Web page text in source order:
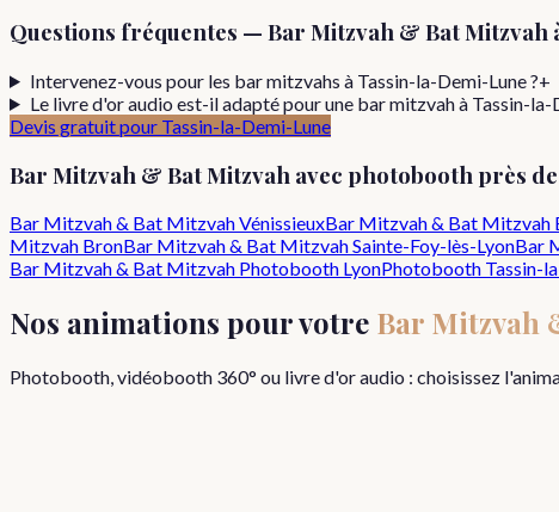
Questions fréquentes — Bar Mitzvah & Bat Mitzvah
Intervenez-vous pour les bar mitzvahs à Tassin-la-Demi-Lune ?+
Le livre d'or audio est-il adapté pour une bar mitzvah à Tassin-la-
Devis gratuit pour Tassin-la-Demi-Lune
Bar Mitzvah & Bat Mitzvah avec photobooth près de
Bar Mitzvah & Bat MitzvahVénissieuxBar Mitzvah & Bat Mitzvah
Mitzvah BronBar Mitzvah & Bat MitzvahSainte-Foy-lès-LyonBar
Bar Mitzvah & Bat Mitzvah Photobooth LyonPhotobooth Tassin-
Nos animations pour votre Bar Mitzvah
Photobooth, vidéobooth 360° ou livre d'or audio : choisissez